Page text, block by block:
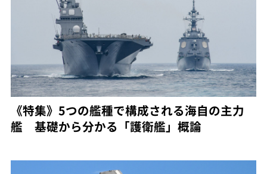
《特集》5つの艦種で構成される海自の主力
艦 基礎から分かる「護衛艦」概論